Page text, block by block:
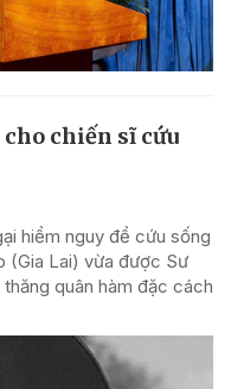
chiến sĩ cứu
hiểm nguy để cứu sống
(Gia Lai) vừa được Sư
quân hàm đặc cách